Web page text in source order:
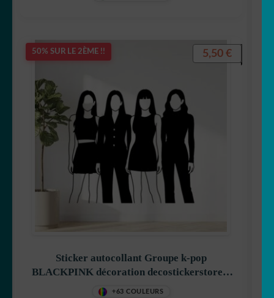
50% SUR LE 2ÈME !!
Sticker autocollant Groupe k-pop
BLACKPINK décoration decostickerstore –
LJFGUV
+63 COULEURS
5,50 €